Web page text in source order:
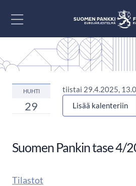
HUHTI
29
tiistai 29.4.2025,
Lisää kalenteriin
Suomen Pankin tase 4/
Tilastot